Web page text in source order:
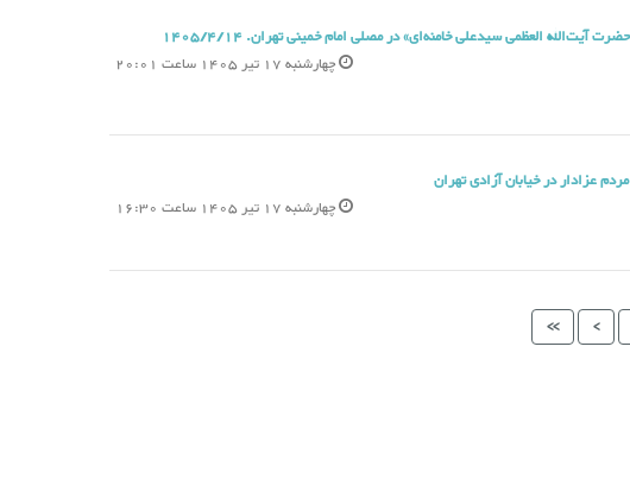
آیت‌الله العظمی سیدعلی خامنه‌ای» در مصلی امام خمینی تهران. 1405/4/14
چهارشنبه 17 تیر 1405 ساعت 20:01
عزادار در خیابان آزادی تهران
چهارشنبه 17 تیر 1405 ساعت 16:30
>
>>